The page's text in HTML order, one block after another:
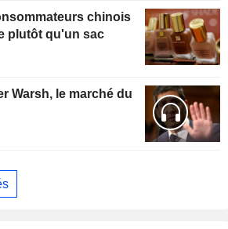
chinois
plutôt qu'un sac
Warsh, le marché du